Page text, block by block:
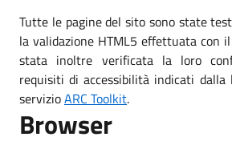
Tutte le pagine del sito sono state
la validazione HTML5 effettuata con il
stata inoltre verificata la loro
requisiti di accessibilità indicati
servizioARC Toolkit.
Browser